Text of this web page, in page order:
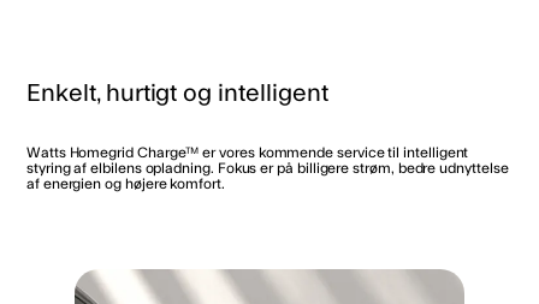
Enkelt, hurtigt og intelligent
Watts Homegrid Charge™ er vores kommende service til intelligent
styring af elbilens opladning. Fokus er på billigere strøm, bedre udnyttelse
af energien og højere komfort.